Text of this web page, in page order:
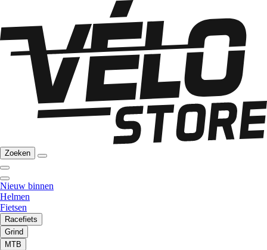
Zoeken
Nieuw binnen
Helmen
Fietsen
Racefiets
Grind
MTB